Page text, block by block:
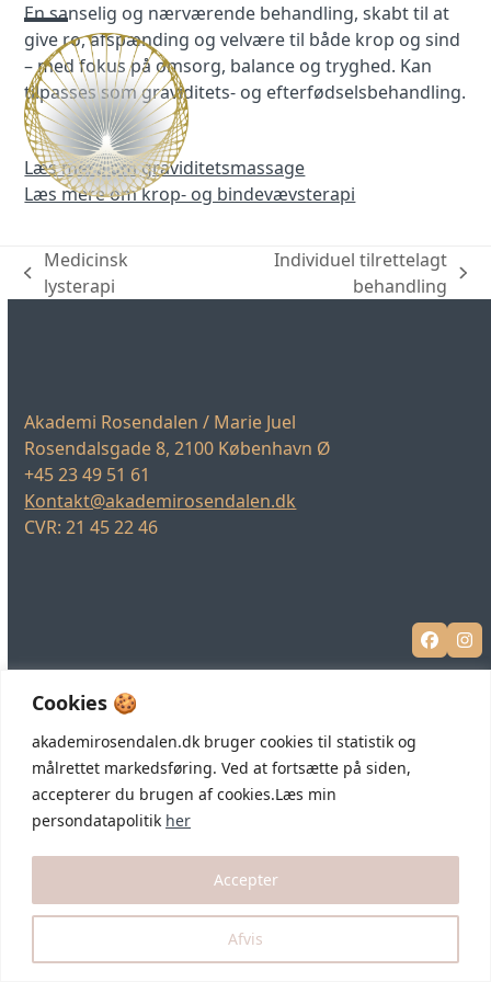
Cookies 🍪
akademirosendalen.dk bruger cookies til statistik og
målrettet markedsføring. Ved at fortsætte på siden,
accepterer du brugen af cookies.Læs min
persondatapolitik her
Afvis
Accepter
Skip
content
Open
mobile
menu
Close
mobile
menu
En sanselig og nærværende behandling, skabt til at
give ro, afspænding og velvære til både krop og sind
– med fokus på omsorg, balance og tryghed. Kan
tilpasses som graviditets- og efterfødselsbehandling.
Læs mere om graviditetsmassage
Læs mere om krop- og bindevævsterapi
previous
Medicinsk
lysterapi
Individuel tilrettelagt
behandling
Akademi Rosendalen / Marie Juel
Rosendalsgade 8, 2100 København Ø
+45 23 49 51 61
Kontakt@akademirosendalen.dk
CVR: 21 45 22 46